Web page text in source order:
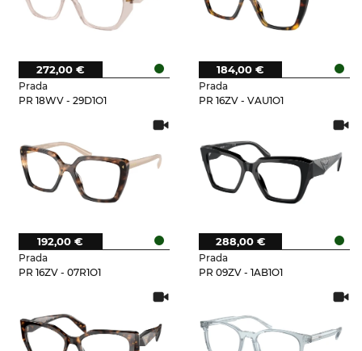
Prada
PR 18WV - 29D1O1
272,00 €
Prada
PR 16ZV - VAU1O1
184,00 €
Prada
PR 16ZV - 07R1O1
192,00 €
Prada
PR 09ZV - 1AB1O1
288,00 €